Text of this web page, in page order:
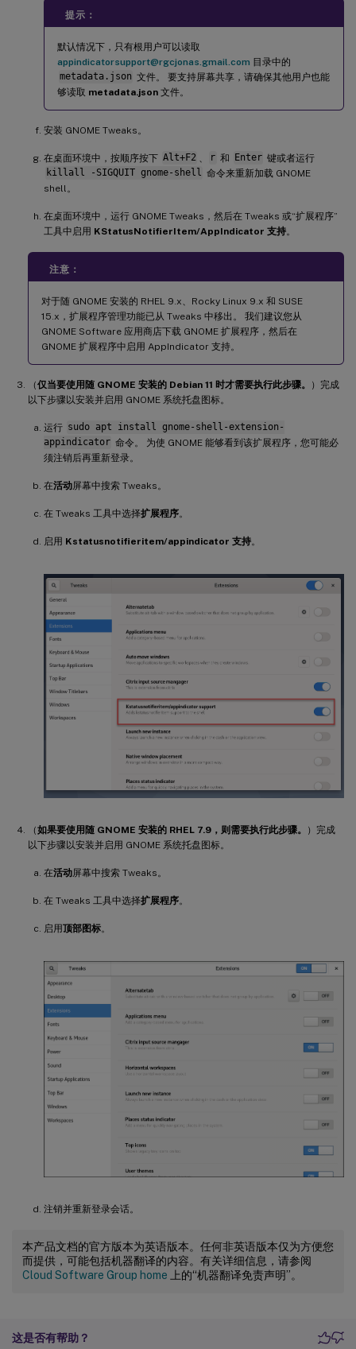
提示：
默认情况下，只有根用户可以读取
appindicatorsupport@rgcjonas.gmail.com 目录中的
metadata.json 文件。 要支持屏幕共享，请确保其他用户也能
够读取 metadata.json 文件。
安装 GNOME Tweaks。
在桌面环境中，按顺序按下 Alt+F2 r 和 Enter 键或者运行
killall -SIGQUIT gnome-shell 命令来重新加载 GNOME
shell。
在桌面环境中，运行 GNOME Tweaks，然后在 Tweaks 或“扩展程序”
工具中启用 KStatusNotifierItem/AppIndicator 支持。
注意：
对于随 GNOME 安装的 RHEL 9.x、Rocky Linux 9.x 和 SUSE
15.x，扩展程序管理功能已从 Tweaks 中移出。 我们建议您从
GNOME Software 应用商店下载 GNOME 扩展程序，然后在
GNOME 扩展程序中启用 AppIndicator 支持。
（仅当要使用随 GNOME 安装的 Debian 11 时才需要执行此步骤。
）完成
以下步骤以安装并启用 GNOME 系统托盘图标。
运行 sudo apt install gnome-shell-extension-
appindicator 命令。 为使 GNOME 能够看到该扩展程序，您可能必
须注销后再重新登录。
在活动屏幕中搜索 Tweaks。
在 Tweaks 工具中选择扩展程序。
启用 Kstatusnotifieritem/appindicator 支持。
（如果要使用随 GNOME 安装的 RHEL 7.9，则需要执行此步骤。
）完成
以下步骤以安装并启用 GNOME 系统托盘图标。
在活动屏幕中搜索 Tweaks。
在 Tweaks 工具中选择扩展程序。
启用顶部图标。
注销并重新登录会话。
本产品文档的官方版本为英语版本。任何非英语版本仅为方便您
而提供，可能包括机器翻译的内容。有关详细信息，请参阅
Cloud Software Group home 上的“机器翻译免责声明”。
这是否有帮助？